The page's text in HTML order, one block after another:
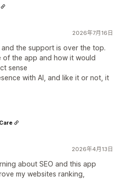
2026年7月16日
the support is over the top.
of the app and how it would
sense
with AI, and like it or not, it
2026年4月13日
about SEO and this app
my websites ranking,